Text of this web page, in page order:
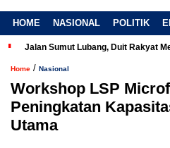
HOME NASIONAL POLITIK
Jalan Sumut Lubang, Duit Rakyat
Home / Nasional
Workshop LSP
Peningkatan
Utama